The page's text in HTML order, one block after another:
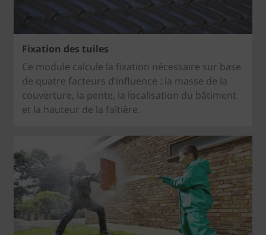
Fixation des tuiles
Ce module calcule la fixation nécessaire sur base
de quatre facteurs d’influence : la masse de la
couverture, la pente, la localisation du bâtiment
et la hauteur de la faîtière.